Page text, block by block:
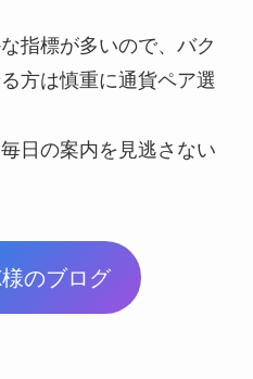
指標が多いので、バク
方は慎重に通貨ペア選
日の案内を見逃さない
のブログ